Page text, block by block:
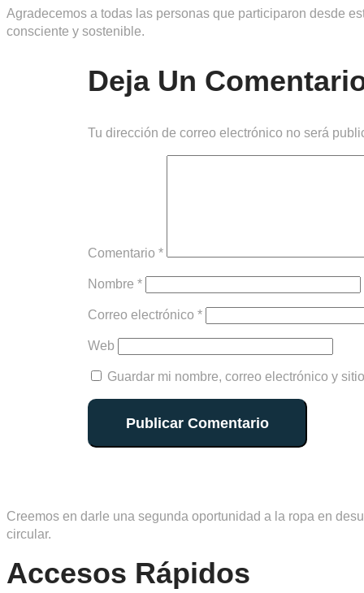
Agradecemos a todas las personas que participaron desde
consciente y sostenible.
Deja Un
Tu dirección de correo electrónico no será
Comentario *
Nombre *
Correo electrónico *
Web
Guardar mi nombre, correo electrónico y
Creemos en darle una segunda oportunidad a la ropa en
circular.
Accesos Rápidos